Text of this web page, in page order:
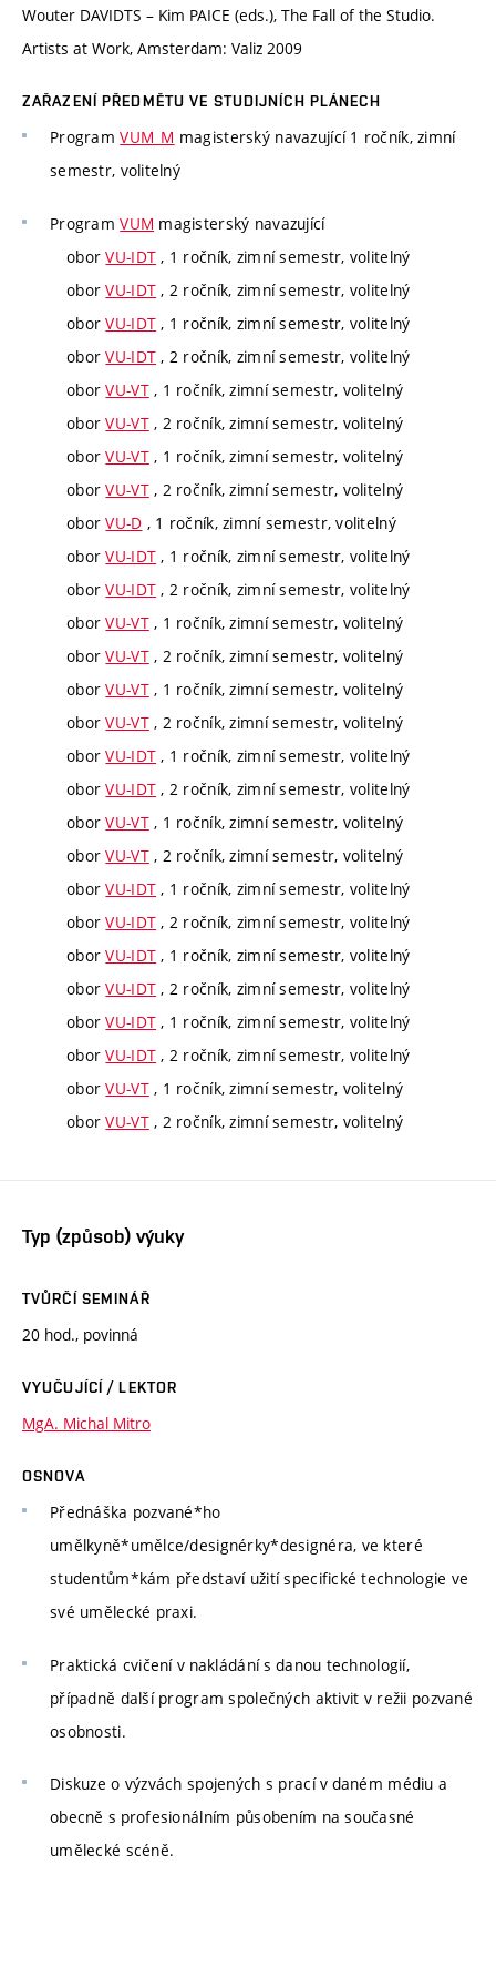
Wouter DAVIDTS – Kim PAICE (eds.), The Fall of the Studio.
Artists at Work, Amsterdam: Valiz 2009
ZAŘAZENÍ PŘEDMĚTU VE STUDIJNÍCH PLÁNECH
ProgramVUM_M magisterský navazující 1 ročník, zimní
semestr, volitelný
ProgramVUM magisterský navazující
oborVU-IDT , 1 ročník, zimní semestr, volitelný
oborVU-IDT , 2 ročník, zimní semestr, volitelný
oborVU-IDT , 1 ročník, zimní semestr, volitelný
oborVU-IDT , 2 ročník, zimní semestr, volitelný
oborVU-VT, 1 ročník, zimní semestr, volitelný
oborVU-VT, 2 ročník, zimní semestr, volitelný
oborVU-VT, 1 ročník, zimní semestr, volitelný
oborVU-VT, 2 ročník, zimní semestr, volitelný
oborVU-D , 1 ročník, zimní semestr, volitelný
oborVU-IDT , 1 ročník, zimní semestr, volitelný
oborVU-IDT , 2 ročník, zimní semestr, volitelný
oborVU-VT, 1 ročník, zimní semestr, volitelný
oborVU-VT, 2 ročník, zimní semestr, volitelný
oborVU-VT, 1 ročník, zimní semestr, volitelný
oborVU-VT, 2 ročník, zimní semestr, volitelný
oborVU-IDT , 1 ročník, zimní semestr, volitelný
oborVU-IDT , 2 ročník, zimní semestr, volitelný
oborVU-VT, 1 ročník, zimní semestr, volitelný
oborVU-VT, 2 ročník, zimní semestr, volitelný
oborVU-IDT , 1 ročník, zimní semestr, volitelný
oborVU-IDT , 2 ročník, zimní semestr, volitelný
oborVU-IDT , 1 ročník, zimní semestr, volitelný
oborVU-IDT , 2 ročník, zimní semestr, volitelný
oborVU-IDT , 1 ročník, zimní semestr, volitelný
oborVU-IDT , 2 ročník, zimní semestr, volitelný
oborVU-VT, 1 ročník, zimní semestr, volitelný
oborVU-VT, 2 ročník, zimní semestr, volitelný
Typ (způsob) výuky
TVŮRČÍ SEMINÁŘ
20 hod., povinná
VYUČUJÍCÍ / LEKTOR
MgA. Michal Mitro
OSNOVA
Přednáška pozvané*ho
umělkyně*umělce/designérky*designéra, ve které
studentům*kám představí užití specifické technologie ve
své umělecké praxi.
Praktická cvičení v nakládání s danou technologií,
případně další program společných aktivit v režii pozvané
osobnosti.
Diskuze o výzvách spojených s prací v daném médiu a
obecně s profesionálním působením na současné
umělecké scéně.